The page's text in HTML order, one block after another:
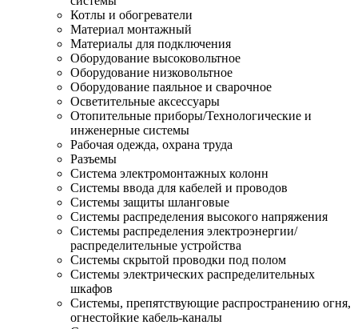
Котлы и обогреватели
Материал монтажный
Материалы для подключения
Оборудование высоковольтное
Оборудование низковольтное
Оборудование паяльное и сварочное
Осветительные аксессуары
Отопительные приборы/Технологические и
инженерные системы
Рабочая одежда, охрана труда
Разъемы
Система электромонтажных колонн
Системы ввода для кабелей и проводов
Системы защиты шланговые
Системы распределения высокого напряжения
Системы распределения электроэнергии/
распределительные устройства
Системы скрытой проводки под полом
Системы электрических распределительных
шкафов
Системы, препятствующие распространению огня,
огнестойкие кабель-каналы